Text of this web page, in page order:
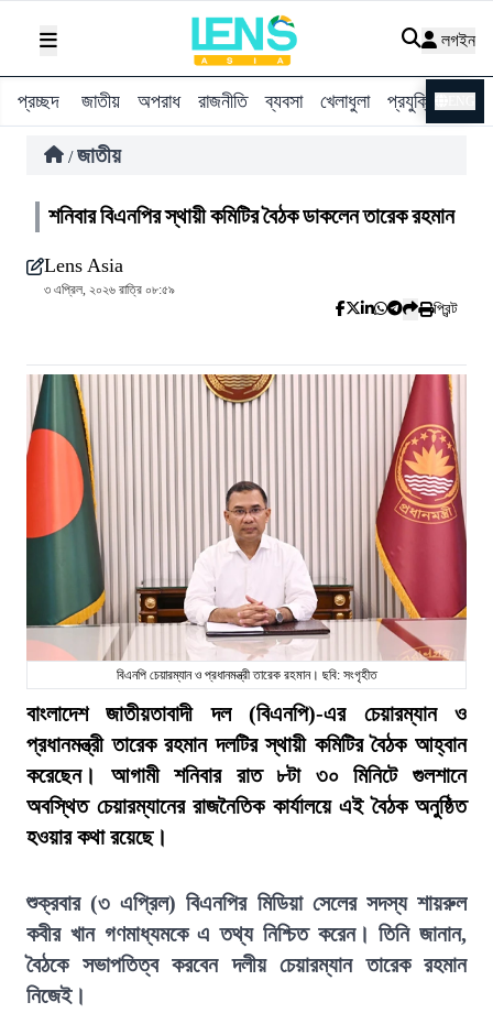
লগইন
প্রচ্ছদ জাতীয় অপরাধ রাজনীতি ব্যবসা খেলাধুলা প্রযুক্তি
/ জাতীয়
শনিবার বিএনপির স্থায়ী কমিটির বৈঠক ডাকলেন তারেক রহমান
Lens Asia
৩ এপ্রিল, ২০২৬ রাত্রি ০৮:৫৯
প্রিন্ট
বিএনপি চেয়ারম্যান ও প্রধানমন্ত্রী তারেক রহমান। ছবি: সংগৃহীত
বাংলাদেশ জাতীয়তাবাদী দল (বিএনপি)-এর চেয়ারম্যান ও
প্রধানমন্ত্রী তারেক রহমান দলটির স্থায়ী কমিটির বৈঠক আহ্বান
করেছেন। আগামী শনিবার রাত ৮টা ৩০ মিনিটে গুলশানে
অবস্থিত চেয়ারম্যানের রাজনৈতিক কার্যালয়ে এই বৈঠক অনুষ্ঠিত
হওয়ার কথা রয়েছে।
শুক্রবার (৩ এপ্রিল) বিএনপির মিডিয়া সেলের সদস্য শায়রুল
কবীর খান গণমাধ্যমকে এ তথ্য নিশ্চিত করেন। তিনি জানান,
বৈঠকে সভাপতিত্ব করবেন দলীয় চেয়ারম্যান তারেক রহমান
নিজেই।